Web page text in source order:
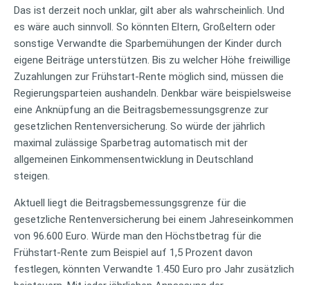
Das ist derzeit noch unklar, gilt aber als wahrscheinlich. Und
es wäre auch sinnvoll. So könnten Eltern, Großeltern oder
sonstige Verwandte die Sparbemühungen der Kinder durch
eigene Beiträge unterstützen. Bis zu welcher Höhe freiwillige
Zuzahlungen zur Frühstart-Rente möglich sind, müssen die
Regierungsparteien aushandeln. Denkbar wäre beispielsweise
eine Anknüpfung an die Beitragsbemessungsgrenze zur
gesetzlichen Rentenversicherung. So würde der jährlich
maximal zulässige Sparbetrag automatisch mit der
allgemeinen Einkommensentwicklung in Deutschland
steigen.
Aktuell liegt die Beitragsbemessungsgrenze für die
gesetzliche Rentenversicherung bei einem Jahreseinkommen
von 96.600 Euro. Würde man den Höchstbetrag für die
Frühstart-Rente zum Beispiel auf 1,5 Prozent davon
festlegen, könnten Verwandte 1.450 Euro pro Jahr zusätzlich